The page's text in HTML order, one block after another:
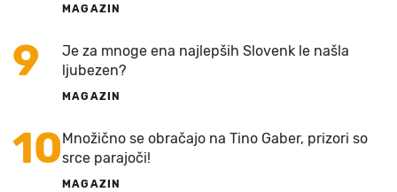
MAGAZIN
9
Je za mnoge ena najlepših Slovenk le našla
ljubezen?
MAGAZIN
10Množično se obračajo na Tino Gaber, prizori so
srce parajoči!
MAGAZIN